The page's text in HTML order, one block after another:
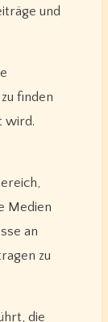
und
finden
wird.
Medien
an
zu
die